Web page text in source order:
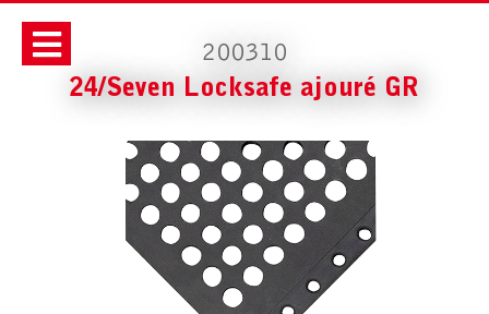
200310
24/Seven Locksafe ajouré GR